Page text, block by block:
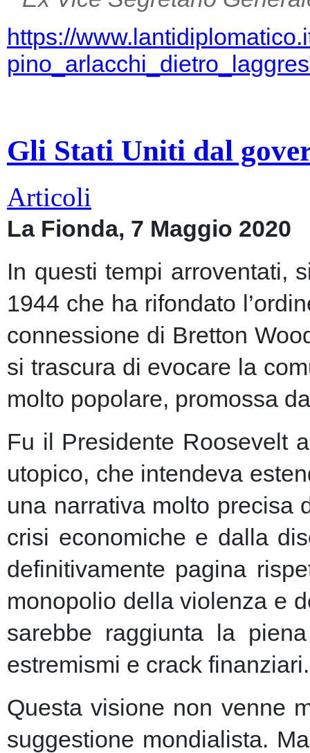
https://
Gli Stati Uniti dal
Articoli
La Fionda, 7 Maggio 2020
In questi tempi arroventati,
1944 che ha rifondato
connessione di Bretton
si trascura di evocare la
molto popolare, promossa
Fu il Presidente Roosevelt
utopico, che intendeva
una narrativa molto precisa
crisi economiche e dalla
definitivamente pagina
monopolio della violenza e
sarebbe raggiunta la
estremismi e crack finanziari.
Questa visione non venne
suggestione mondialista.